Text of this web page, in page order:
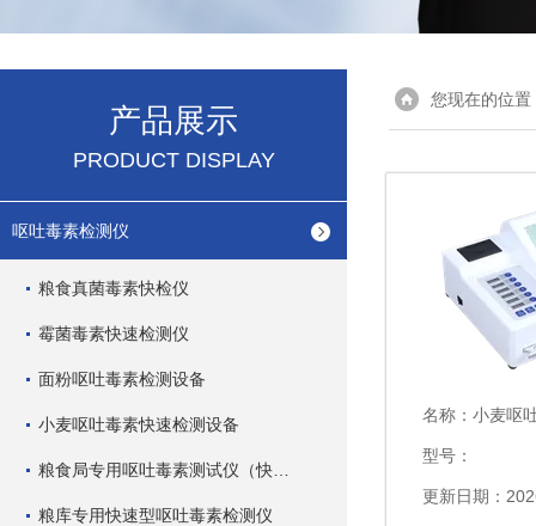
产品展示
PRODUCT DISPLAY
呕吐毒素检测仪
粮食真菌毒素快检仪
霉菌毒素快速检测仪
面粉呕吐毒素检测设备
小麦呕吐毒素快速检测设备
粮库专用快速型呕吐毒素检测仪
您现在的位置
名称： 小麦呕
型号：
更新日期：